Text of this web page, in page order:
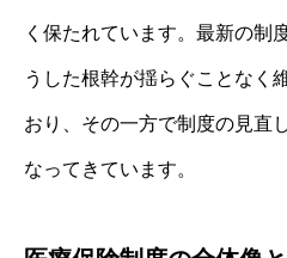
く保たれています。最新の制
うした根幹が揺らぐことなく
おり、その一方で制度の見直
なってきています。